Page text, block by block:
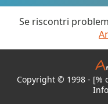
Se riscontri
Copyright © 1998 - [%